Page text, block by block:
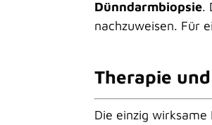
Dünndarmbiopsie.
nachzuweisen. Für
Therapie
Die einzig